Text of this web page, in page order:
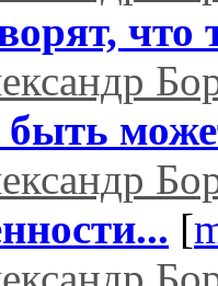
что
быть
[